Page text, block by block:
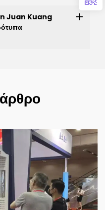
Juan Kuang